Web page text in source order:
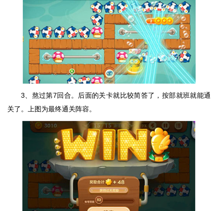
3、熬过第7回合。后面的关卡就比较简答了，按部就班就能通
关了。上图为最终通关阵容。